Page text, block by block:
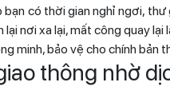
bạn có thời gian nghỉ ngơi,
nơi xa lại, mất công quay lại
minh, bảo vệ cho chính bản
thông nhờ